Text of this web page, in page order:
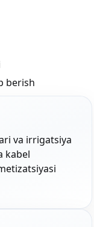
berish
va irrigatsiya
kabel